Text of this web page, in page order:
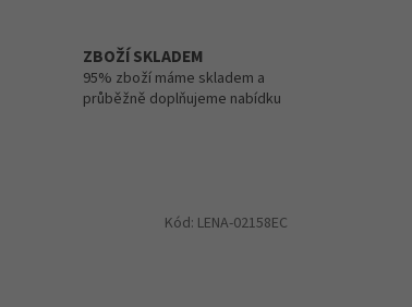
ZBOŽÍ SKLADEM
95% zboží máme skladem a
průběžně doplňujeme nabídku
Kód: LENA-02158EC